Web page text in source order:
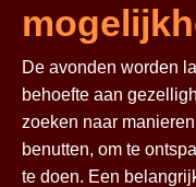
De avonden worden
behoefte aan
zoeken naar
benutten, om te
te doen. Een